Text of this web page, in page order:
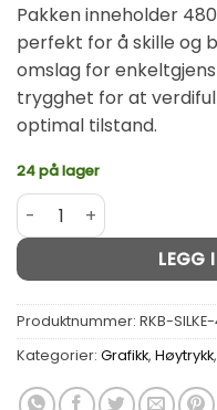
Pakken inneholder
perfekt for å skille og
omslag for
trygghet for at
optimal tilstand.
24 på lager
Syrefritt Silkepapir 16
LEGG
Alternative:
Produktnummer: RKB-
Kategorier: Grafikk, Høytrykk,